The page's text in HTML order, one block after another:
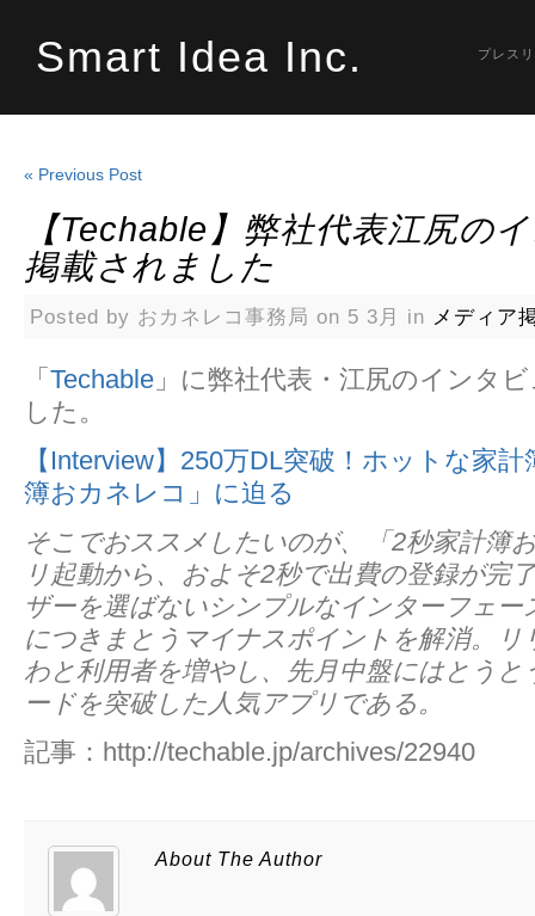
Smart Idea Inc. プレス
« Previous Post
【Techable】弊社代表江尻の
掲載されました
Posted by おカネレコ事務局 on 5 3月 in メディア
「 Techable 」に弊社代表・江尻のインタ
した。
【Interview】250万DL突破！ホットな家
簿おカネレコ」に迫る
そこでおススメしたいのが、「2秒家計簿
リ起動から、およそ2秒で出費の登録が完
ザーを選ばないシンプルなインターフェー
につきまとうマイナスポイントを解消。リ
わと利用者を増やし、先月中盤にはとうと
ードを突破した人気アプリである。
記事：http://techable.jp/archives/22940
About The Author